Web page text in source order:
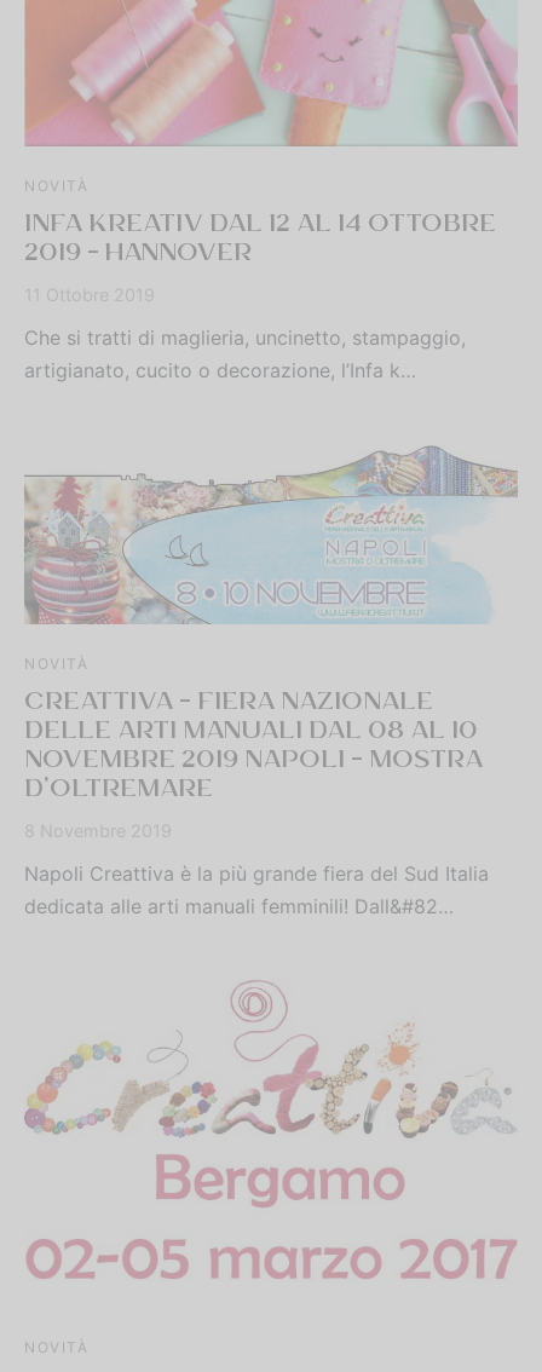
NOVITÀ
INFA KREATIV DAL 12 AL 14 OTTOBRE
2019 – HANNOVER
11 Ottobre 2019
Che si tratti di maglieria, uncinetto, stampaggio,
artigianato, cucito o decorazione, l’Infa k…
NOVITÀ
CREATTIVA – FIERA NAZIONALE
DELLE ARTI MANUALI DAL 08 AL 10
NOVEMBRE 2019 NAPOLI – MOSTRA
D’OLTREMARE
8 Novembre 2019
Napoli Creattiva è la più grande fiera del Sud Italia
dedicata alle arti manuali femminili! Dall&#82…
NOVITÀ